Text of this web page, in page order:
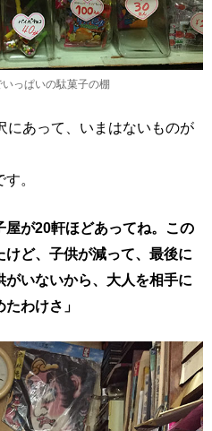
っぱいの駄菓子の棚
にあって、いまはないものが
。
屋が20軒ほどあってね。この
ど、子供が減って、最後に
いないから、大人を相手に
わけさ」